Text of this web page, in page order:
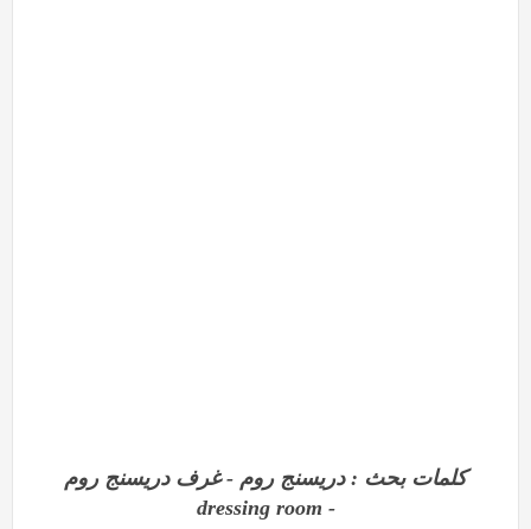
كلمات بحث : دريسنج روم - غرف دريسنج روم
- dressing room